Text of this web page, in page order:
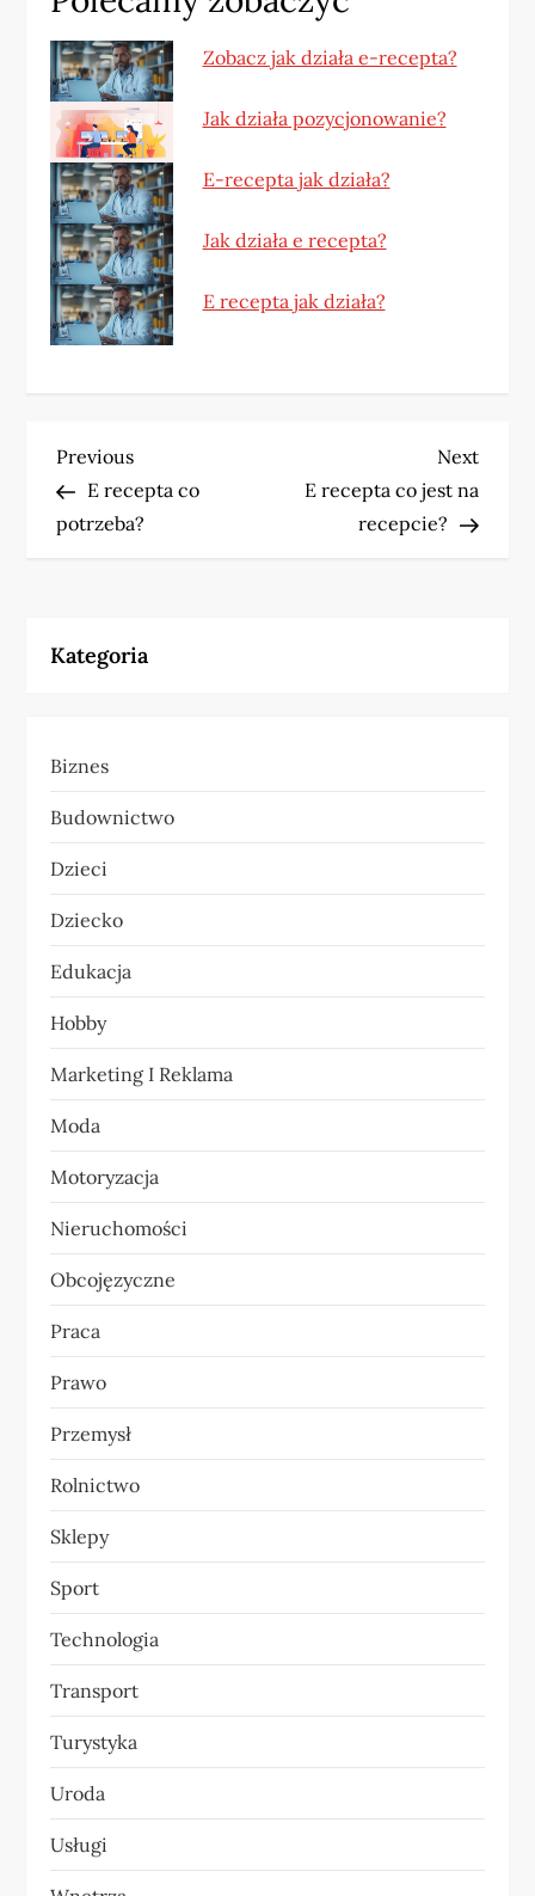
Zobacz jak działa e-recepta?
Jak działa pozycjonowanie?
E-recepta jak działa?
Jak działa e recepta?
E recepta jak działa?
N
a
g
c
j
a
w
p
i
s
u
Previous
Post
Previous
E recepta co
potrzeba?
Next
Post
Next
E recepta co jest na
recepcie?
Kategoria
Biznes
Budownictwo
Dzieci
Dziecko
Edukacja
Hobby
Marketing I Reklama
Moda
Motoryzacja
Nieruchomości
Obcojęzyczne
Praca
Prawo
Przemysł
Rolnictwo
Sklepy
Sport
Technologia
Transport
Turystyka
Uroda
Usługi